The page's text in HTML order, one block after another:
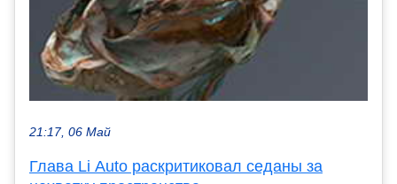
21:17, 06 Май
Глава Li Auto раскритиковал седаны за